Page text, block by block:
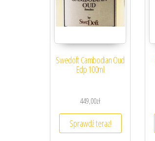
Swedoft Cambodian Oud
Edp 100ml
449,00zł
Sprawdź teraz!